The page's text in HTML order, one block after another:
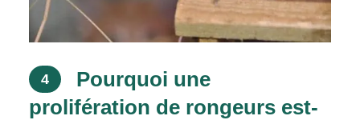
4
Pourquoi une
prolifération de rongeurs est-